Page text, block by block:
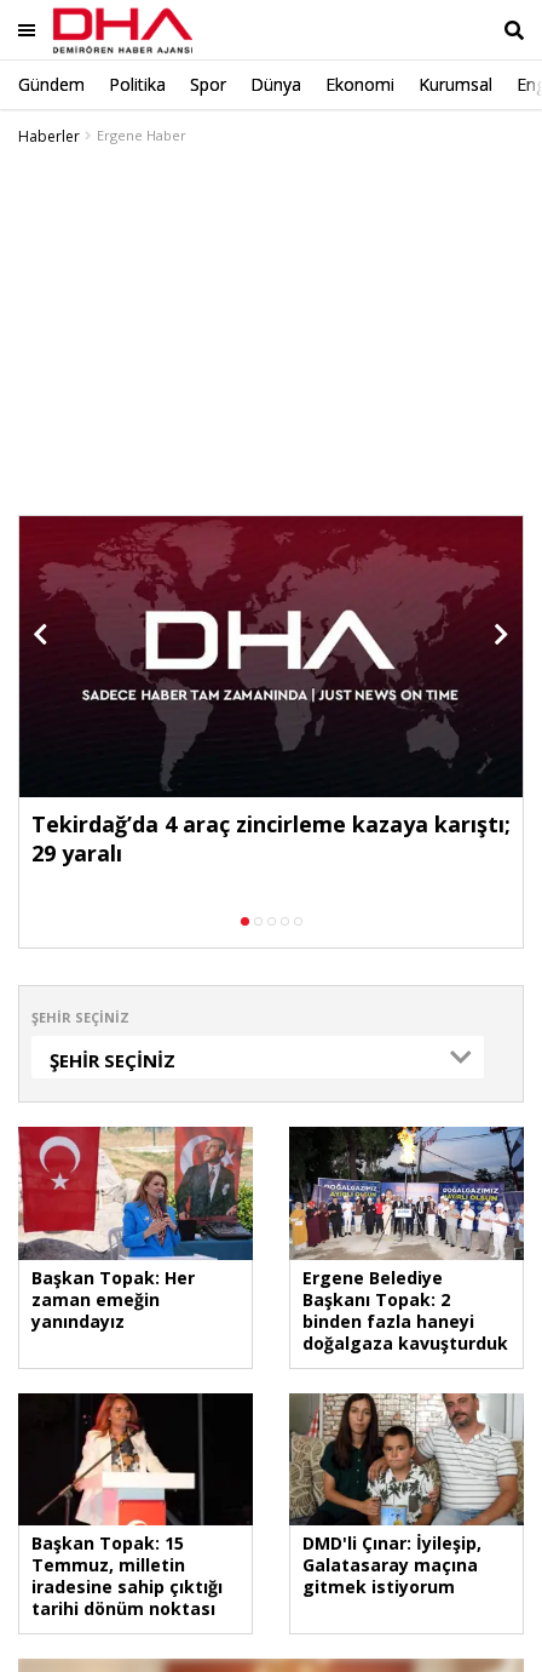
Gündem Politika Spor Dünya Ekonomi Kurumsal
Haberler
Ergene Haber
Tekirdağ’da 4 araç zincirleme kazaya karıştı;
29 yaralı
ŞEHIR SEÇINIZ
ŞEHIR SEÇINIZ
Başkan Topak: Her
zaman emeğin
yanındayız
Ergene Belediye
Başkanı Topak: 2
binden fazla haneyi
doğalgaza kavuşturduk
Başkan Topak: 15
Temmuz, milletin
iradesine sahip çıktığı
tarihi dönüm noktası
DMD'li Çınar: İyileşip,
Galatasaray maçına
gitmek istiyorum